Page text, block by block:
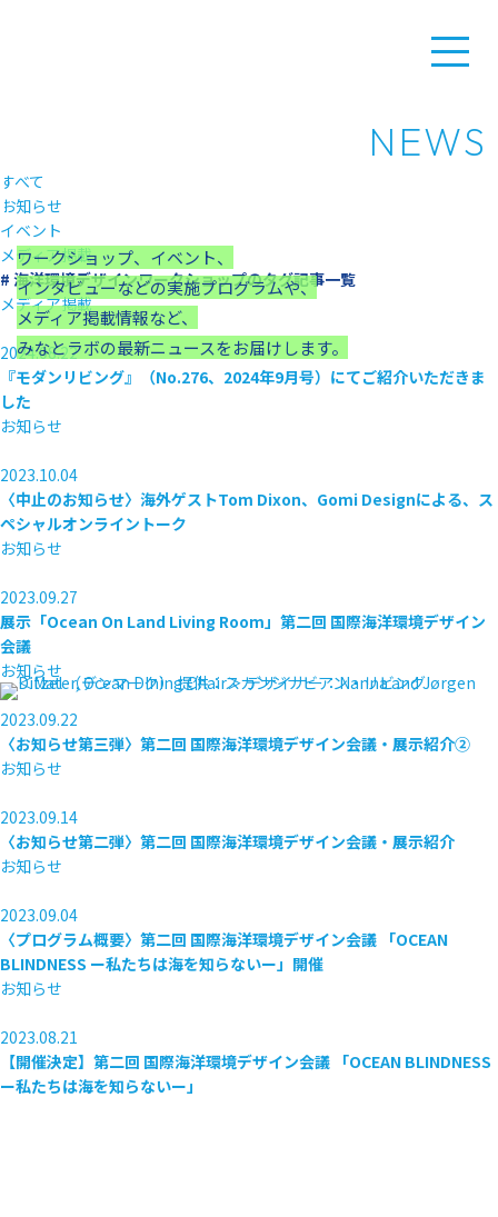
NEWS
ワークショップ、イベント、
インタビューなどの実施プログラムや、
メディア掲載情報など、
みなとラボの最新ニュースをお届けします。
すべて
お知らせ
イベント
メディア掲載
# 海洋環境デザインワークショップのタグ記事一覧
メディア掲載
2024.08.22
『モダンリビング』（No.276、2024年9月号）にてご紹介いただきま
した
お知らせ
2023.10.04
〈中止のお知らせ〉海外ゲストTom Dixon、Gomi Designによる、ス
ペシャルオンライントーク
お知らせ
2023.09.27
展示「Ocean On Land Living Room」第二回 国際海洋環境デザイン
会議
お知らせ
2023.09.22
〈お知らせ第三弾〉第二回 国際海洋環境デザイン会議・展示紹介②
お知らせ
2023.09.14
〈お知らせ第二弾〉第二回 国際海洋環境デザイン会議・展示紹介
お知らせ
2023.09.04
〈プログラム概要〉第二回 国際海洋環境デザイン会議 「OCEAN
BLINDNESS ー私たちは海を知らないー」開催
お知らせ
2023.08.21
【開催決定】第二回 国際海洋環境デザイン会議 「OCEAN BLINDNESS
ー私たちは海を知らないー」